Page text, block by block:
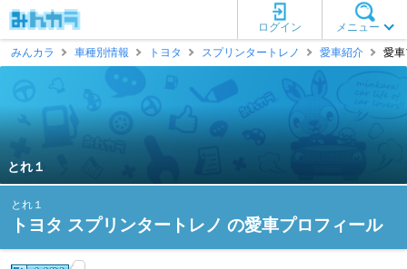
メニュー
ログイン
みんカラ
車種別情報 トヨタ スプリンタートレノ 愛車紹介 愛
とれ１
とれ１
トヨタ スプリンタートレノ の愛車プロフィール